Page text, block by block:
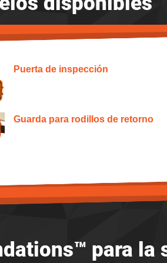
Puerta de inspección
Guarda para rodillos de retorno
para la